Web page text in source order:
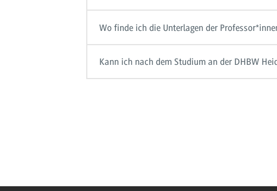
Wo finde ich die Unterlagen der
Kann ich nach dem Studium an der DHBW